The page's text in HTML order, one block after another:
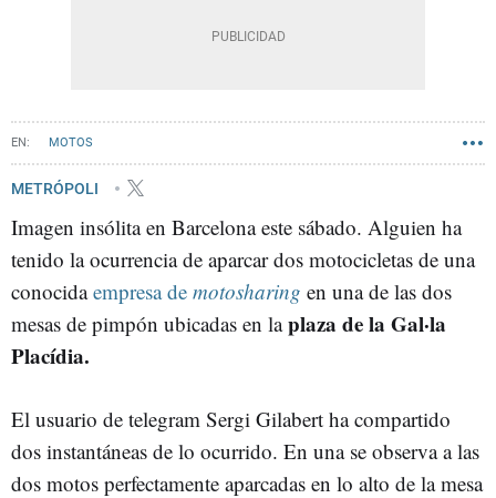
MOTOS
METRÓPOLI
Imagen insólita en Barcelona este sábado. Alguien ha
tenido la ocurrencia de aparcar dos motocicletas de una
conocidaempresa de motosharing en una de las dos
mesas de pimpón ubicadas en laplaza de la Gal·la
Placídia.
El usuario de telegram Sergi Gilabert ha compartido
dos instantáneas de lo ocurrido. En una se observa a las
dos motos perfectamente aparcadas en lo alto de la mesa